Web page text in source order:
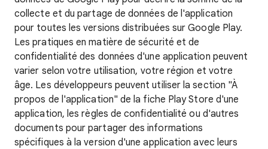
collecte et du partage de données de l'application
pour toutes les versions distribuées sur Google Play.
Les pratiques en matière de sécurité et de
confidentialité des données d'une application peuvent
varier selon votre utilisation, votre région et votre
âge. Les développeurs peuvent utiliser la section "À
propos de l'application" de la fiche Play Store d'une
application, les règles de confidentialité ou d'autres
documents pour partager des informations
spécifiques à la version d'une application avec leurs